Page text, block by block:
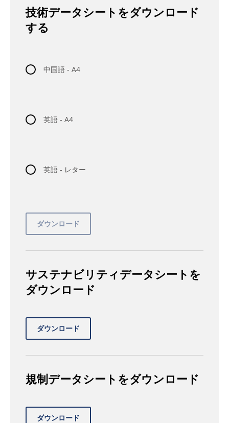
技術データシートをダウンロード
する
中国語 - A4
英語 - A4
英語 - レター
サステナビリティデータシートを
ダウンロード
規制データシートをダウンロード